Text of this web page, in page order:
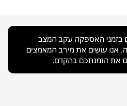
בזמני האספקה עקב המצב
אנו עושים את מירב המאמצים
את הזמנתכם בהקדם.